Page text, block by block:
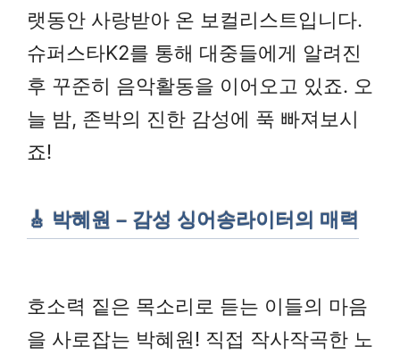
랫동안 사랑받아 온 보컬리스트입니다.
슈퍼스타K2를 통해 대중들에게 알려진
후 꾸준히 음악활동을 이어오고 있죠. 오
늘 밤, 존박의 진한 감성에 푹 빠져보시
죠!
🎸 박혜원 – 감성 싱어송라이터의 매력
호소력 짙은 목소리로 듣는 이들의 마음
을 사로잡는 박혜원! 직접 작사작곡한 노